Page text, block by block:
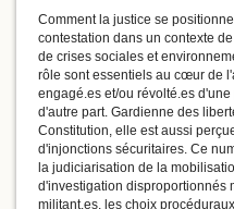
Comment la justice se
contestation dans un contexte
de crises sociales et
rôle sont essentiels au cœur de
engagé.es et/ou révolté.es
d'autre part. Gardienne des
Constitution, elle est aussi
d'injonctions sécuritaires. Ce
la judiciarisation de la
d'investigation disproportionnés
militant.es, les choix